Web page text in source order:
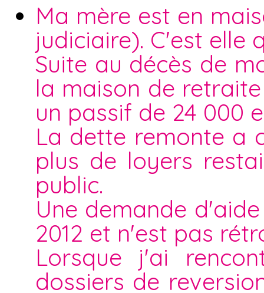
Ma mère est en
judiciaire). C'est elle
Suite au décès de
la maison de
un passif de 24 000
La dette remonte a
plus de loyers
public.
Une demande
2012 et n'est pas
Lorsque j'ai
dossiers de